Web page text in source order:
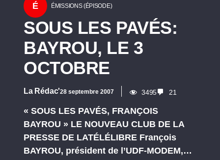
É ÉMISSIONS (ÉPISODE)
SOUS LES PAVÉS:
BAYROU, LE 3
OCTOBRE
La Rédac'28 septembre 2007 3495 21
« SOUS LES PAVÉS, FRANҪOIS
BAYROU » LE NOUVEAU CLUB DE LA
PRESSE DE LATÉLÉLIBRE François
BAYROU, président de l’UDF-MODEM,…